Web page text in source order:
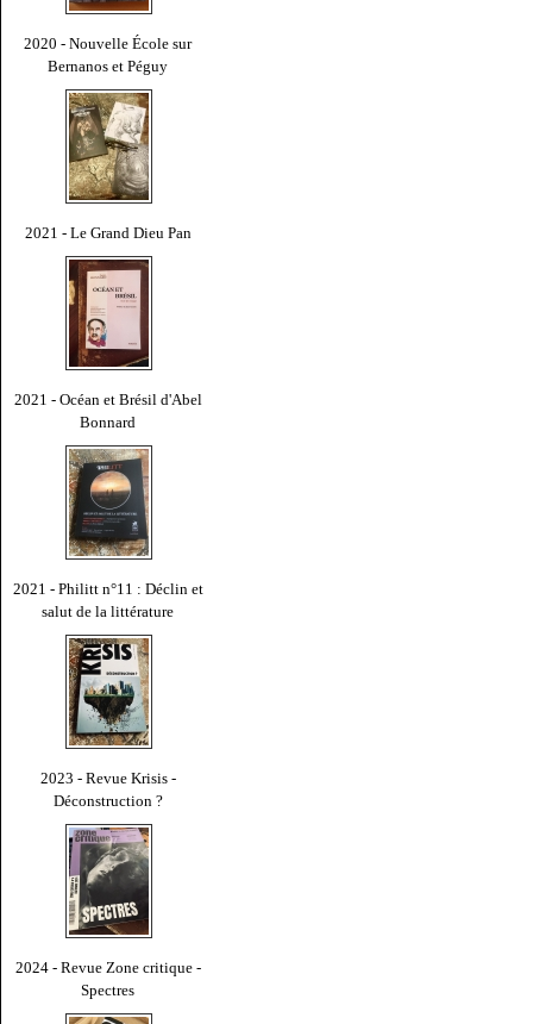
2020 - Nouvelle École sur
Bernanos et Péguy
2021 - Le Grand Dieu Pan
2021 - Océan et Brésil d'Abel
Bonnard
2021 - Philitt n°11 : Déclin et
salut de la littérature
2023 - Revue Krisis -
Déconstruction ?
2024 - Revue Zone critique -
Spectres